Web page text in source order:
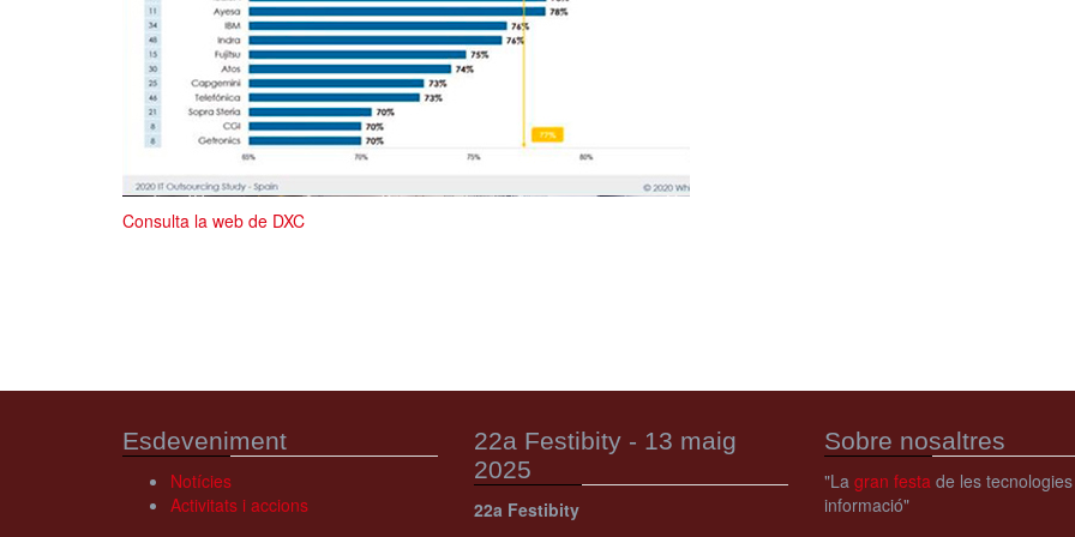
Consulta la web de DXC
Esdeveniment
Notícies
Activitats i accions
22a Festibity - 13 maig
2025
22a Festibity
Sobre nosaltres
"La gran festa de les
informació"